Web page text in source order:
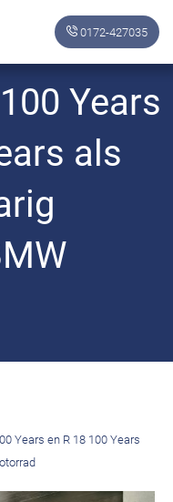
0172-427035
Years
als
Years en R 18 100 Years